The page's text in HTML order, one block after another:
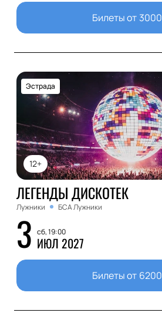
Билеты от 3000
12+
Эстрада
ЛЕГЕНДЫ ДИСКОТЕК
Лужники БСА Лужники
3 сб, 19:00
ИЮЛ 2027
Билеты от 6200